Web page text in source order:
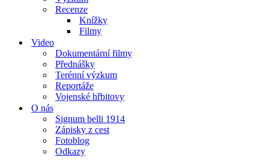
Recenze
Knížky
Filmy
Video
Dokumentární filmy
Přednášky
Terénní výzkum
Reportáže
Vojenské hřbitovy
O nás
Signum belli 1914
Zápisky z cest
Fotoblog
Odkazy